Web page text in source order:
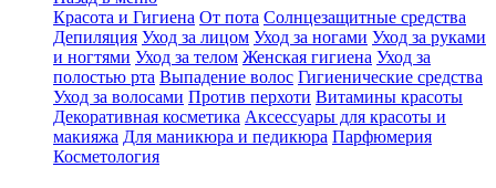
Красота и Гигиена От пота Солнцезащитные средства
Депиляция Уход за лицом Уход за ногами Уход за руками
и ногтями Уход за телом Женская гигиена Уход за
полостью рта Выпадение волос Гигиенические средства
Уход за волосами Против перхоти Витамины красоты
Декоративная косметика Аксессуары для красоты и
макияжа Для маникюра и педикюра Парфюмерия
Косметология